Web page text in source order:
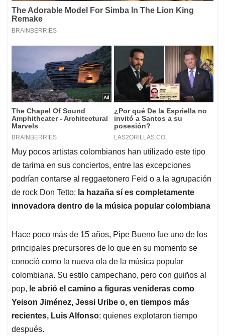
Muy pocos artistas colombianos han utilizado este tipo
de tarima en sus conciertos, entre las excepciones
podrían contarse al reggaetonero Feid o a la agrupación
de rock Don Tetto; la hazaña sí es completamente
innovadora dentro de la música popular colombiana
Hace poco más de 15 años, Pipe Bueno fue uno de los
principales precursores de lo que en su momento se
conoció como la nueva ola de la música popular
colombiana. Su estilo campechano, pero con guiños al
pop, le abrió el camino a figuras venideras como
Yeison Jiménez, Jessi Uribe o, en tiempos más
recientes, Luis Alfonso; quienes explotaron tiempo
después.